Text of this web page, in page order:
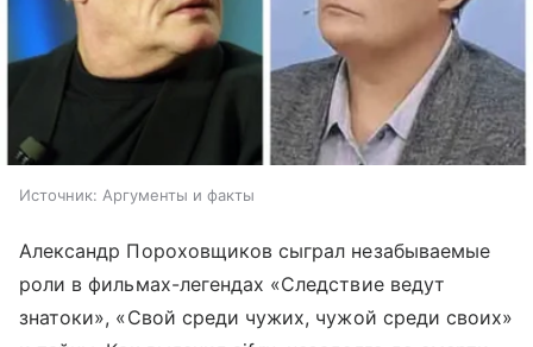
Источник: Аргументы и факты
Александр Пороховщиков сыграл незабываемые
роли в фильмах-легендах «Следствие ведут
знатоки», «Свой среди чужих, чужой среди своих»